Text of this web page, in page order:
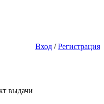
Вход /Регистрация
выдачи